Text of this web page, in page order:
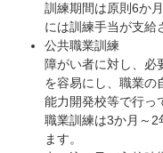
訓練期間は原則6か
には訓練手当が支給
公共職業訓練
障がい者に対し、必
を容易にし、職業の
能力開発校等で行っ
職業訓練は3か月～2
ます。